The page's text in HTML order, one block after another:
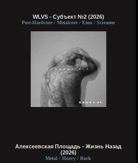
WLVS - Субъект №2 (2026)
Post-Hardcore / Metalcore / Emo / Screamo
Алексеевская Площадь - Жизнь Назад
(2026)
Metal / Heavy / Rock